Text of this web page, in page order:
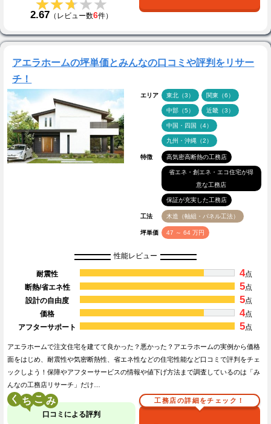
★★★★★
★★★★★
2.67 （レビュー数6件）
アエラホームの坪単価とみんなの口コミや評判をリサー
チ！
エリア 東北（3） 関東（6）
中部（5） 近畿（3）
中国・四国（4）
九州・沖縄（2）
特徴 高気密高断熱の工務店
省エネ・創エネ・エコ住宅が得
意な工務店
保証が充実した工務店
工法 木造（軸組・パネル工法）
坪単価 47 ～ 64 万円
性能レビュー
耐震性 4点
断熱/省エネ性
5点
設計の自由度
5点
価格
4点
アフターサポート
5点
アエラホームで注文住宅を建てて良かった？悪かった？アエラホームの実例から価格
面をはじめ、耐震性や気密断熱性、省エネ性などの住宅性能など口コミで評判をチェ
ックしよう！保障やアフターサービスの情報や値下げ方法まで調査しているのは「み
んなの工務店リサーチ」だけ…
く こ
口コミによる評判
工務店の詳細をチェック！